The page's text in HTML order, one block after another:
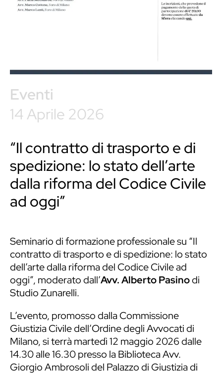
Eventi
14 Aprile 2026
“Il contratto di trasporto e di
spedizione: lo stato dell’arte
dalla riforma del Codice Civile
ad oggi”
Seminario di formazione professionale su “Il
contratto di trasporto e di spedizione: lo stato
dell’arte dalla riforma del Codice Civile ad
oggi”, moderato dall’Avv. Alberto Pasinodi
Studio Zunarelli.
L’evento, promosso dalla Commissione
Giustizia Civile dell’Ordine degli Avvocati di
Milano, si terrà martedì 12 maggio 2026 dalle
14.30 alle 16.30 presso la Biblioteca Avv.
Giorgio Ambrosoli del Palazzo di Giustizia di